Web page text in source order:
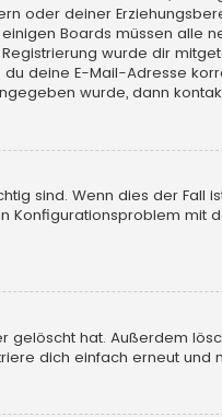
oder deiner
Boards müssen alle
wurde dir
deine E-Mail-Adresse
wurde, dann
sind. Wenn dies der Fall
Konfigurationsproblem mit
gelöscht hat. Außerdem
dich einfach erneut und